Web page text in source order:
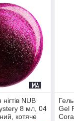
NUB
8 мл, 04
котяче
Gel